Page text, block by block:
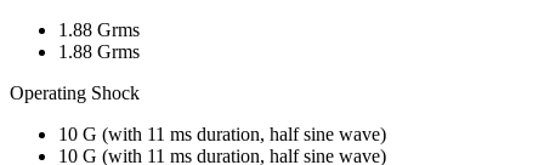
1.88 Grms
1.88 Grms
Operating Shock
10 G (with 11 ms duration, half sine wave)
10 G (with 11 ms duration, half sine wave)